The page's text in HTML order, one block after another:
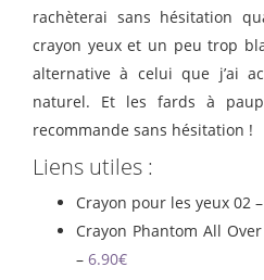
rachèterai sans hésitation
crayon yeux et un peu trop
alternative à celui que j’ai
naturel. Et les fards à
recommande sans hésitation !
Liens utiles :
Crayon pour les yeux 02 –
Crayon Phantom All
– 6.90€